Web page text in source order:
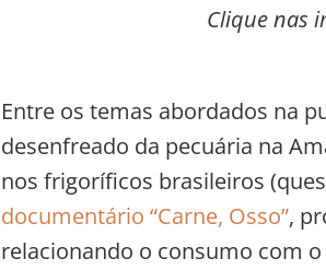
Clique nas
Entre os temas abordados na
desenfreado da pecuária na
nos frigoríficos brasileiros
documentário “Carne, Osso”,
relacionando o consumo com